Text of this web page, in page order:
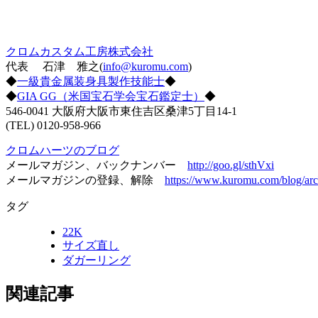
クロムカスタム工房株式会社
代表 石津 雅之(info@kuromu.com)
◆一級貴金属装身具製作技能士◆
◆GIA GG（米国宝石学会宝石鑑定士） ◆
546-0041 大阪府大阪市東住吉区桑津5丁目14-1
(TEL) 0120-958-966
クロムハーツのブログ
メールマガジン、バックナンバー http://goo.gl/sthVxi
メールマガジンの登録、解除 https://www.kuromu.com/blog/
タグ
22K
サイズ直し
ダガーリング
関連記事